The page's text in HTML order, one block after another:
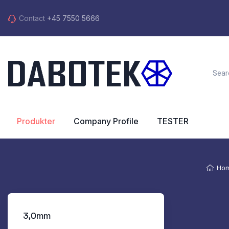
Contact +45 7550 5666
Produkter Company Profile TESTER
3,0mm